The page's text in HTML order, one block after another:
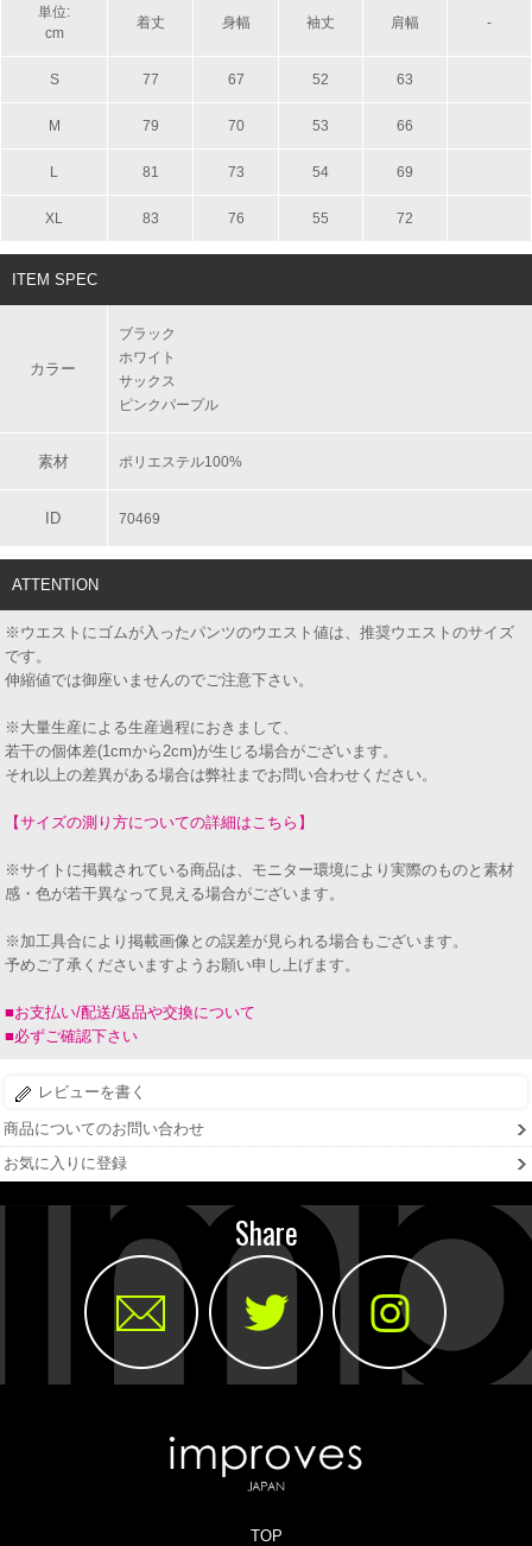
単位:
cm
着丈 身幅 袖丈 肩幅 -
S 77 67 52 63
M 79 70 53 66
L 81 73 54 69
XL 83 76 55 72
ITEM SPEC
カラー
ブラック
ホワイト
サックス
ピンクパープル
素材 ポリエステル100%
ID 70469
ATTENTION
※ウエストにゴムが入ったパンツのウエスト値は、推奨ウエストのサイズ
です。
伸縮値では御座いませんのでご注意下さい。
※大量生産による生産過程におきまして、
若干の個体差(1cmから2cm)が生じる場合がございます。
それ以上の差異がある場合は弊社までお問い合わせください。
【サイズの測り方についての詳細はこちら】
※サイトに掲載されている商品は、モニター環境により実際のものと素材
感・色が若干異なって見える場合がございます。
※加工具合により掲載画像との誤差が見られる場合もございます。
予めご了承くださいますようお願い申し上げます。
■お支払い/配送/返品や交換について
■必ずご確認下さい
レビューを書く
商品についてのお問い合わせ
お気に入りに登録
Share
TOP